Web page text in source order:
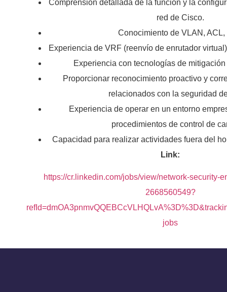
Comprensión detallada de la función y la
red de Cisco.
Conocimiento de VLAN, ACL,
Experiencia de VRF (reenvío de enrutador
Experiencia con tecnologías de
Proporcionar reconocimiento proactivo y
relacionados con la seguridad
Experiencia de operar en un entorno
procedimientos de control de
Capacidad para realizar actividades fuera del
Link:
https://cr.linkedin.com/jobs/view/network-security-
2668560549?
jobs